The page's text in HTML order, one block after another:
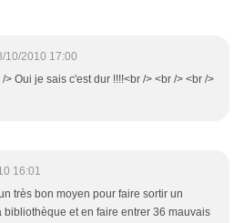
10/2010 17:00
> Oui je sais c'est dur !!!!<br /> <br /> <br />
16:01
très bon moyen pour faire sortir un
bibliothèque et en faire entrer 36 mauvais